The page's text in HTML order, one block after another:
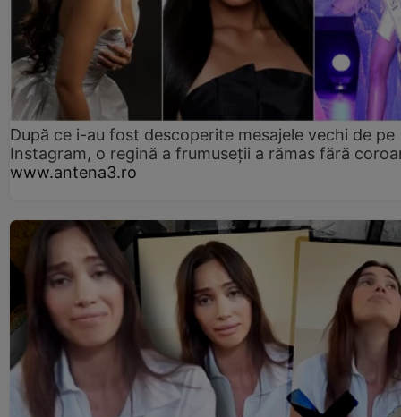
După ce i-au fost descoperite mesajele vechi de pe
Instagram, o regină a frumuseții a rămas fără
www.antena3.ro